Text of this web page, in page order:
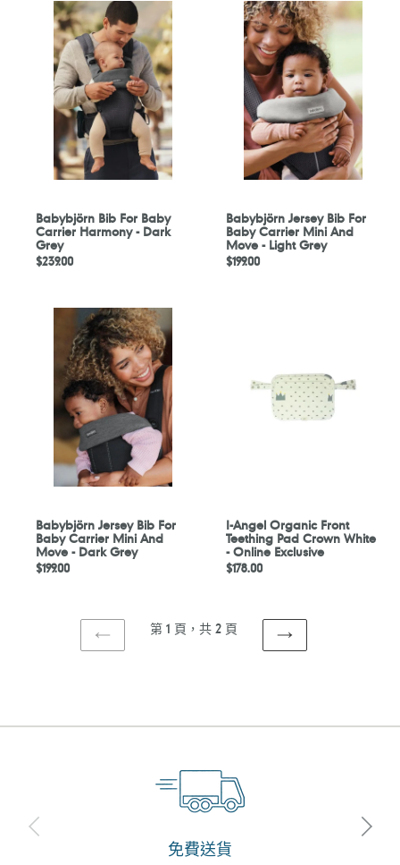
Babybjörn
Baby
Carrier
Harmony
Dark
Grey
Babybjörn Bib For Baby
Carrier Harmony - Dark
Grey
定
$239.00
Babybjörn
Jersey
Baby
Carrier
Mini
And
Move
Grey
Babybjörn Jersey Bib For
Baby Carrier Mini And
Move - Light Grey
定
$199.00
Babybjörn
Baby
Carrier
And
Move
Grey
Babybjörn Jersey Bib For
Baby Carrier Mini And
Move - Dark Grey
定
$199.00
Teething
I-Angel Organic Front
Teething Pad Crown White
- Online Exclusive
定
$178.00
上
第 1 頁，共 2 頁
下
免費送貨